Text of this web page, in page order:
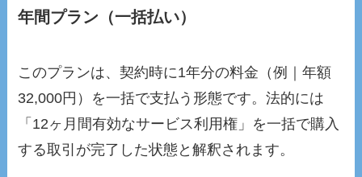
年間プラン（一括払い）
このプランは、契約時に1年分の料金（例｜年額
32,000円）を一括で支払う形態です。法的には
「12ヶ月間有効なサービス利用権」を一括で購入
する取引が完了した状態と解釈されます。